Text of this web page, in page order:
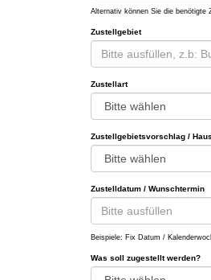
Alternativ können Sie die benötigte
Zustellgebiet
Zustellart
Zustellgebietsvorschlag /
Zustelldatum / Wunschtermin
Beispiele: Fix Datum /
Was soll zugestellt werden?